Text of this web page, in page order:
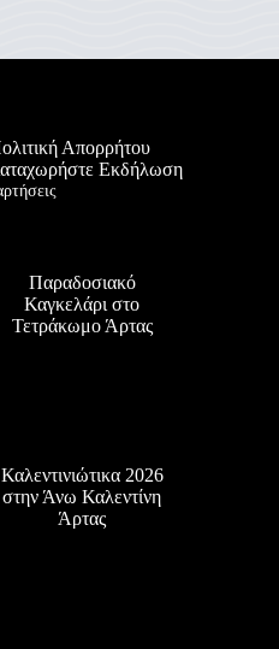
Απορρήτου
Εκδήλωση
Παραδοσιακό
Καγκελάρι στο
Τετράκωμο Άρτας
Καλεντινιώτικα 2026
στην Άνω Καλεντίνη
Άρτας